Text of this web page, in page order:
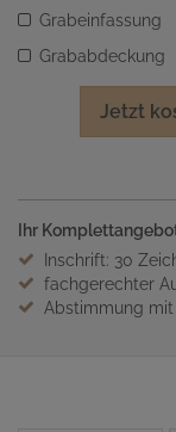
Grabeinfassung
Grababdeckung
Jetzt
Ihr
Inschrift: 30
fachgerechter
Abstimmung